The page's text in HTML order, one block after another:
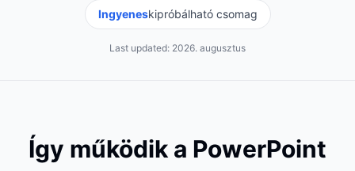
Ingyeneskipróbálható csomag
Last updated: 2026. augusztus
Így működik a PowerPoint